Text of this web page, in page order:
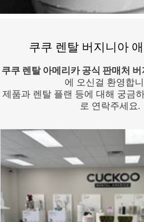
쿠쿠 렌탈 버지니아
쿠쿠 렌탈 아메리카 공식 판매처
에 오신걸 환영합
제품과 렌탈 플랜 등에 대해 궁금
로 연락주세요.